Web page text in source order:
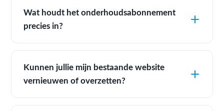
Wat houdt het onderhoudsabonnement
precies in?
Kunnen jullie mijn bestaande website
vernieuwen of overzetten?